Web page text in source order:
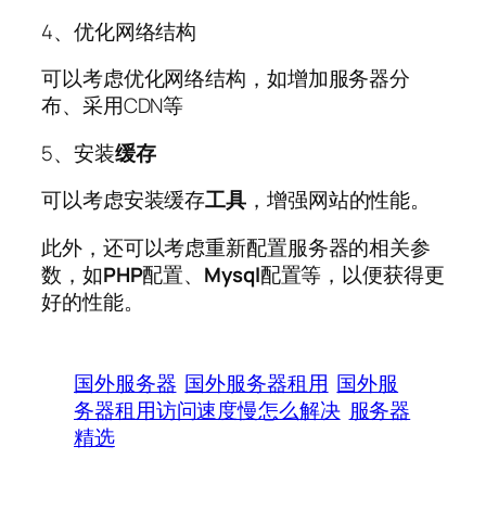
4、优化网络结构
可以考虑优化网络结构，如增加服务器分
布、采用CDN等
5、安装缓存
可以考虑安装缓存工具 ，增强网站的性能。
此外，还可以考虑重新配置服务器的相关参
数，如PHP配置、 Mysql配置等，以便获得更
好的性能。
国外服务器 国外服务器租用 国外服
务器租用访问速度慢怎么解决 服务器
精选